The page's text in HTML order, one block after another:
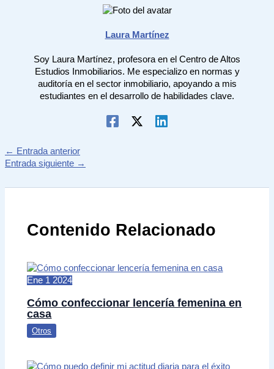
Laura Martínez
Soy Laura Martínez, profesora en el Centro de Altos
Estudios Inmobiliarios. Me especializo en normas y
auditoría en el sector inmobiliario, apoyando a mis
estudiantes en el desarrollo de habilidades clave.
← Entrada anterior
Entrada siguiente →
Contenido Relacionado
Ene 1 2024
Cómo confeccionar lencería femenina en
casa
Otros